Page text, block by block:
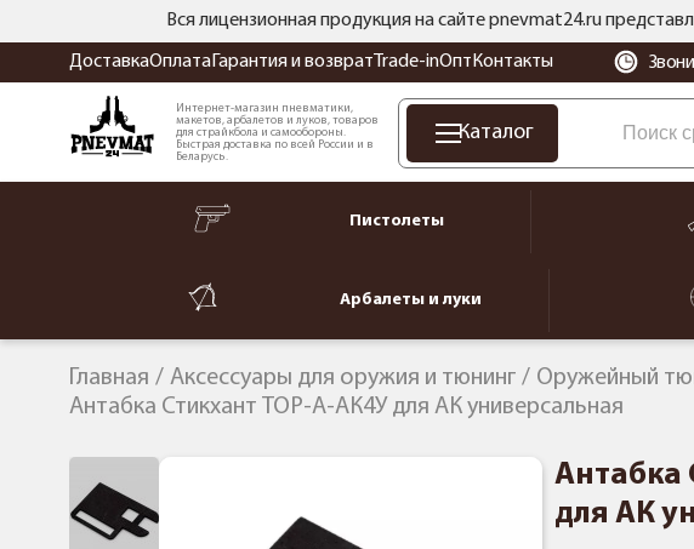
Вся лицензионная продукция на сайте pnevmat24.ru
ДоставкаОплата Гарантия и возврат Trade-inОпт Контакты
Интернет-магазин пневматики,
макетов, арбалетов и луков, товаров
для страйкбола и самообороны.
Быстрая доставка по всей России и в
Беларусь.
Каталог
Пистолеты
Арбалеты и луки
Главная Аксессуары для оружия и тюнинг Оружейный
Антабка Стикхант ТОР-А-АК4У для АК универсальная
Антабка
для АК